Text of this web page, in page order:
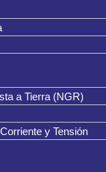
a Tierra (NGR)
y Tensión